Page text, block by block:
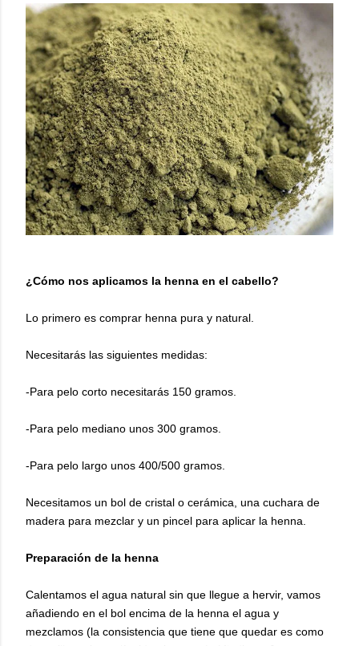
¿Cómo nos aplicamos la henna en el cabello?
Lo primero es comprar henna pura y natural.
Necesitarás las siguientes medidas:
-Para pelo corto necesitarás 150 gramos.
-Para pelo mediano unos 300 gramos.
-Para pelo largo unos 400/500 gramos.
Necesitamos un bol de cristal o cerámica, una cuchara de
madera para mezclar y un pincel para aplicar la henna.
Preparación de la henna
Calentamos el agua natural sin que llegue a hervir, vamos
añadiendo en el bol encima de la henna el agua y
mezclamos (la consistencia que tiene que quedar es como